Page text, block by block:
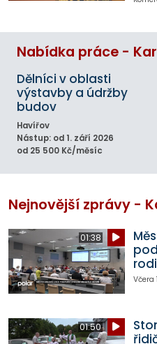
Nabídka práce -
Dělníci v oblasti
výstavby a údržby
budov
Havířov
Nástup: od 1. září 2026
od 25 500 Kč/měsíc
Nejnovější zprávy -
01:38
Včera
01:50